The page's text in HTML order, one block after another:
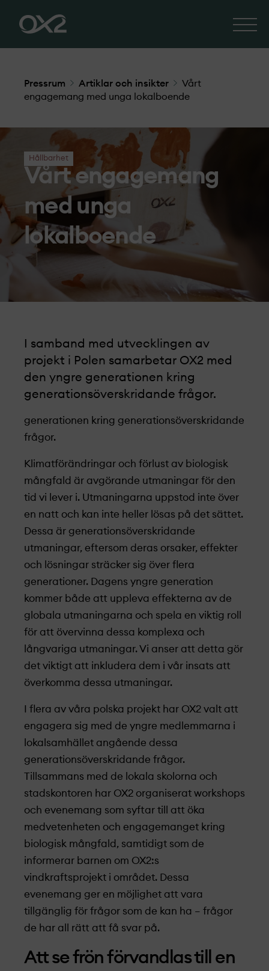
Pressrum Artiklar och insikter
Vårt
engagemang med unga lokalboende
Hållbarhet
Vårt engagemang
med unga
lokalboende
I samband med utvecklingen av
projekt­­­ i Polen samarbetar OX2 med
den yngre generationen kring
generationsöverskridande frågor.
generationen kring generationsöverskridande
frågor.
Klimatförändringar och förlust av biologisk
mångfald är avgörande utmaningar för den
tid vi lever i. Utmaningarna uppstod inte över
en natt och kan inte heller lösas på det sättet.
Dessa är generationsöverskridande
utmaningar, eftersom deras orsaker, effekter
och lösningar sträcker sig över flera
generationer. Dagens yngre generation
kommer både att uppleva effekterna av de
globala utmaningarna och spela en viktig roll
för att övervinna dessa komplexa och
långvariga utmaningar. Vi anser att detta gör
det viktigt att inkludera dem i vår insats att
överkomma dessa utmaningar.
I flera av våra polska projekt­­­ har OX2 valt att
engagera sig med de yngre medlemmarna i
lokalsamhället angående dessa
generationsöverskridande frågor.
Tillsammans med de lokala skolorna och
stadskontoren har OX2 organiserat workshops
och evenemang som syftar till att öka
medvetenheten och engagemanget kring
biologisk mångfald, samtidigt som de
informerar barnen om OX2:s
vindkraftsprojekt­­­ i området. Dessa
evenemang ger en möjlighet att vara
tillgänglig för frågor som de kan ha – frågor
de har all rätt att få svar på.
Att se frön förvandlas till en